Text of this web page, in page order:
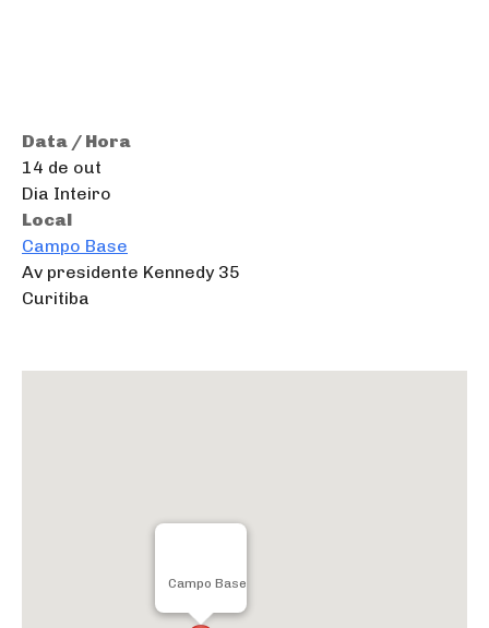
Data / Hora
14 de out
Dia Inteiro
Local
Campo Base
Av presidente Kennedy 35
Curitiba
Campo Base